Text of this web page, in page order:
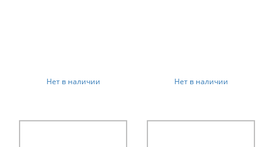
Нет в наличии Нет в наличии